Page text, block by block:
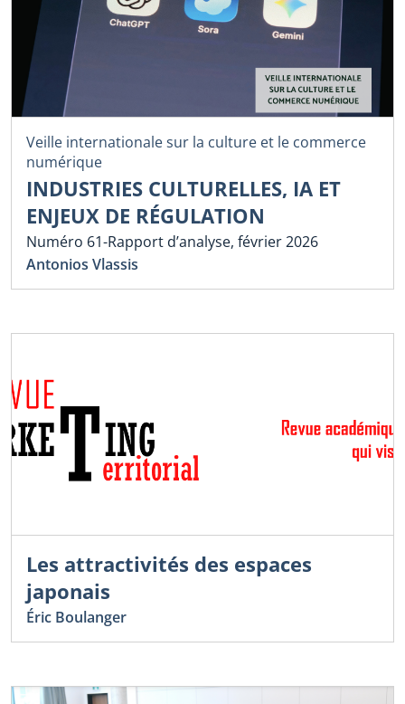
Veille internationale sur la culture et le commerce
numérique
INDUSTRIES CULTURELLES, IA ET
ENJEUX DE RÉGULATION
Numéro 61-Rapport d’analyse, février 2026
Antonios Vlassis
Les attractivités des espaces
japonais
Éric Boulanger